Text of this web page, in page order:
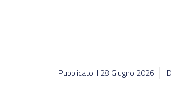
Pubblicato il 28 Giugno 2026